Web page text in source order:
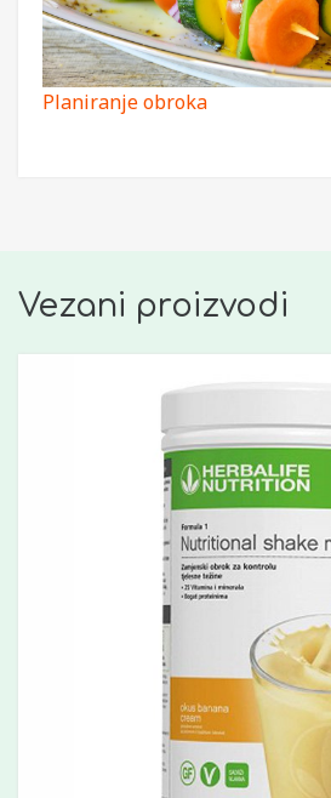
Planiranje obroka
Vezani proizvodi